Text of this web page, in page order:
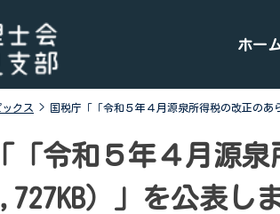
市、土岐市、瑞浪
が所属する税理士会
専門家として、税務
ております。税の無
気軽にご連絡くださ
ホー
クス > 国税庁「「令和５年４月源泉所得税の改正のあ
「令和５年４月源
）」を公表し